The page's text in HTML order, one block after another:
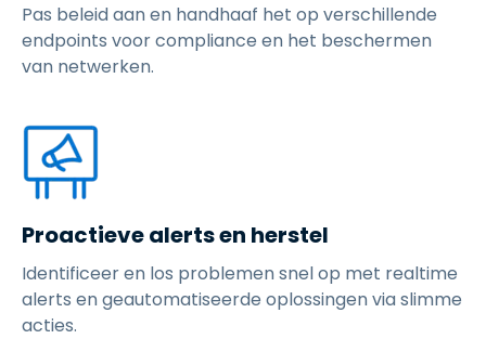
Pas beleid aan en handhaaf het op verschillende
endpoints voor compliance en het beschermen
van netwerken.
Proactieve alerts en herstel
Identificeer en los problemen snel op met realtime
alerts en geautomatiseerde oplossingen via slimme
acties.